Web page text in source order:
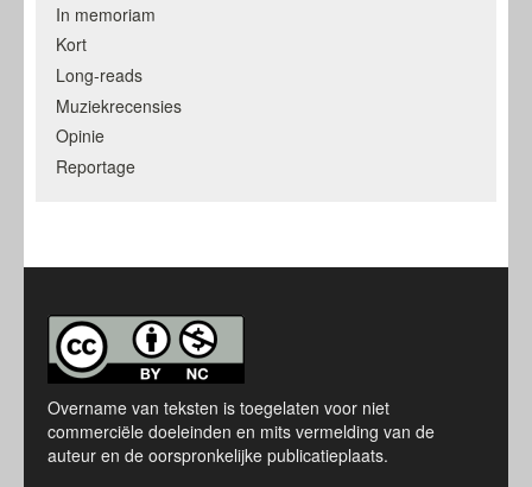
In memoriam
Kort
Long-reads
Muziekrecensies
Opinie
Reportage
Overname van teksten is toegelaten voor niet
commerciële doeleinden en mits vermelding van de
auteur en de oorspronkelijke publicatieplaats.